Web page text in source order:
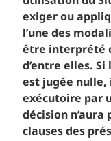
exiger ou
l’une des
être interprété
d’entre elles.
est jugée
exécutoire par
décision n’aura
clauses des